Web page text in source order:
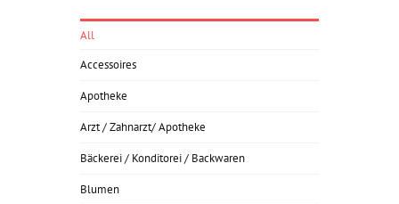
All
Accessoires
Apotheke
Arzt / Zahnarzt/ Apotheke
Bäckerei / Konditorei / Backwaren
Blumen